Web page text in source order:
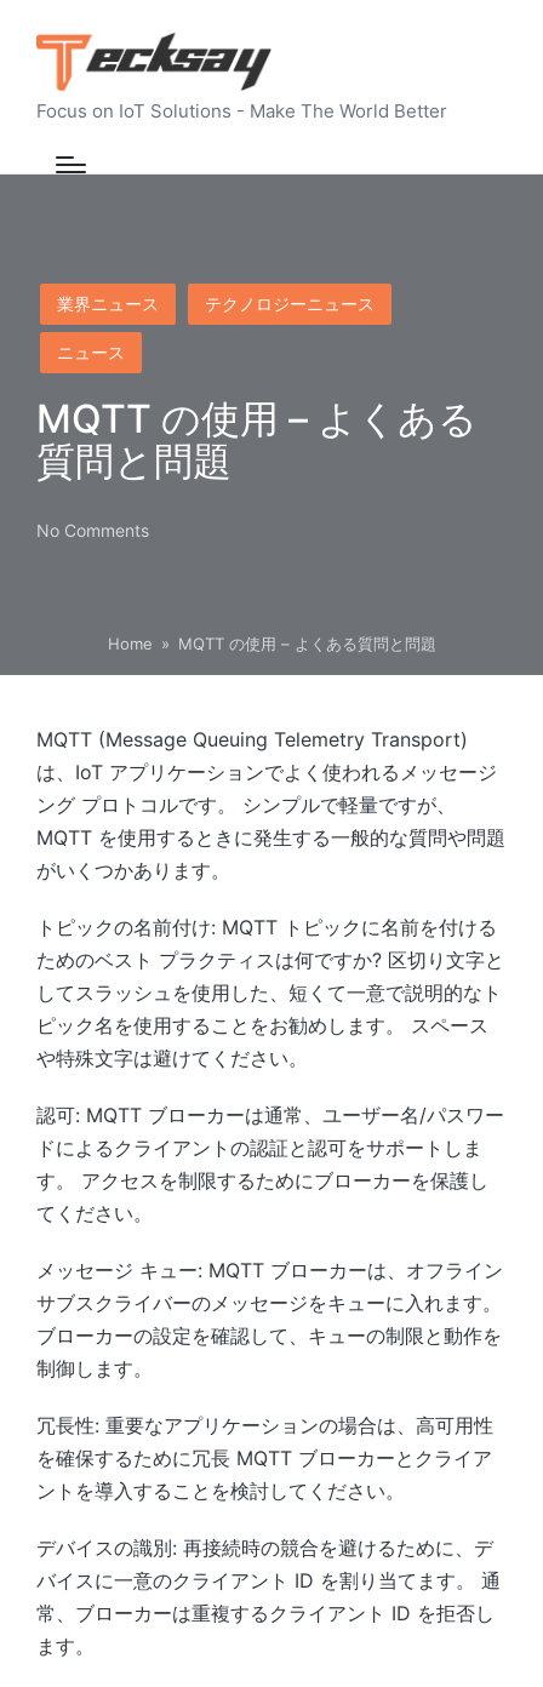
Focus on IoT Solutions - Make The World Better
Posted
in
業界ニュース テクノロジーニュース
ニュース
MQTT の使用 – よくある
質問と問題
No Comments
Home » MQTT の使用 – よくある質問と問題
MQTT (Message Queuing Telemetry Transport)
は、IoT アプリケーションでよく使われるメッセージ
ング プロトコルです。 シンプルで軽量ですが、
MQTT を使用するときに発生する一般的な質問や問題
がいくつかあります。
トピックの名前付け: MQTT トピックに名前を付ける
ためのベスト プラクティスは何ですか? 区切り文字と
してスラッシュを使用した、短くて一意で説明的なト
ピック名を使用することをお勧めします。 スペース
や特殊文字は避けてください。
認可: MQTT ブローカーは通常、ユーザー名/パスワー
ドによるクライアントの認証と認可をサポートしま
す。 アクセスを制限するためにブローカーを保護し
てください。
メッセージ キュー: MQTT ブローカーは、オフライン
サブスクライバーのメッセージをキューに入れます。
ブローカーの設定を確認して、キューの制限と動作を
制御します。
冗長性: 重要なアプリケーションの場合は、高可用性
を確保するために冗長 MQTT ブローカーとクライア
ントを導入することを検討してください。
デバイスの識別: 再接続時の競合を避けるために、デ
バイスに一意のクライアント ID を割り当てます。 通
常、ブローカーは重複するクライアント ID を拒否し
ます。